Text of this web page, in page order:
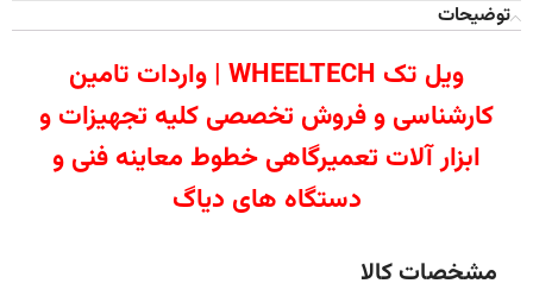
توضیحات
ویل تک WHEELTECH | واردات تامین
کارشناسی و فروش تخصصی کلیه تجهیزات و
ابزار آلات تعمیرگاهی خطوط معاینه فنی و
دستگاه های دیاگ
مشخصات کالا